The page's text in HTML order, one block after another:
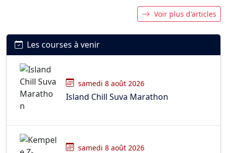
Voir plus d'articles
Les courses à venir
samedi 8 août 2026
Island Chill Suva Marathon
samedi 8 août 2026